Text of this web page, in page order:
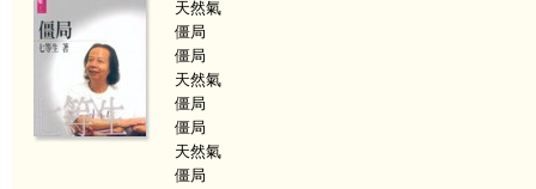
天然氣
僵局
僵局
天然氣
僵局
僵局
天然氣
僵局